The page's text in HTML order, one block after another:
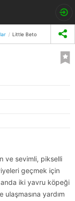
Little Beto
ve sevimli, pikselli
geçmek için
anda iki yavru köpeği
yardım